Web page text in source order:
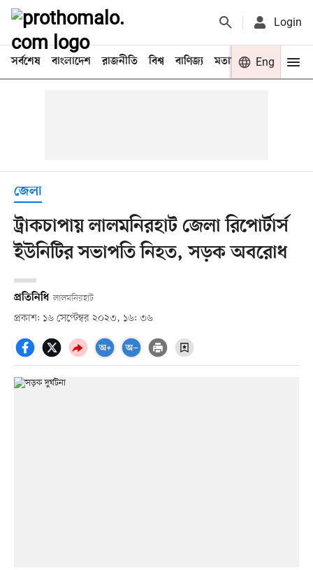
Login
সর্বশেষ বাংলাদেশ রাজনীতি বিশ্ব বাণিজ্য মতামত খেলা
Eng
জেলা
ট্রাকচাপায় লালমনিরহাট জেলা রিপোর্টার্স
ইউনিটির সভাপতি নিহত, সড়ক অবরোধ
প্রতিনিধি লালমনিরহাট
প্রকাশ: ১৬ সেপ্টেম্বর ২০২৩, ১৬: ৩৬